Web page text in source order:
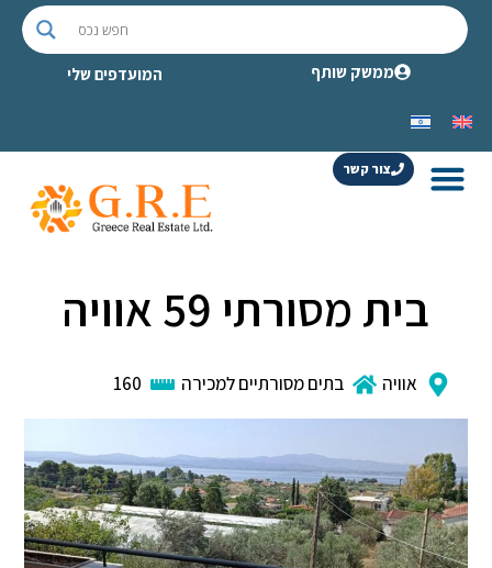
ממשק שותף המועדפים שלי
צור קשר
בית מסורתי 59 אוויה
אוויה בתים מסורתיים למכירה 160